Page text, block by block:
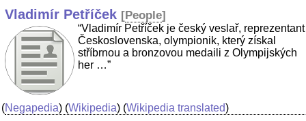
Vladimír Petříček [People]
“Vladimír Petříček je český veslař, reprezentant
Československa, olympionik, který získal
stříbrnou a bronzovou medaili z Olympijských
her …”
(Negapedia) (Wikipedia) (Wikipedia translated)